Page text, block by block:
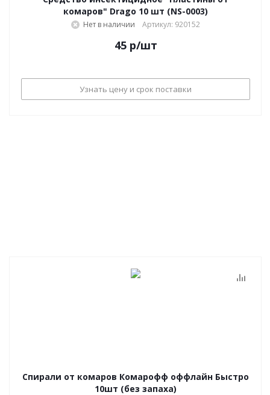
комаров" Drago 10 шт (NS-0003)
Нет в наличии Артикул: 920152
45р/шт
Узнать цену и срок поставки
Спирали от комаров Комарофф оффлайн Быстро
10шт (без запаха)